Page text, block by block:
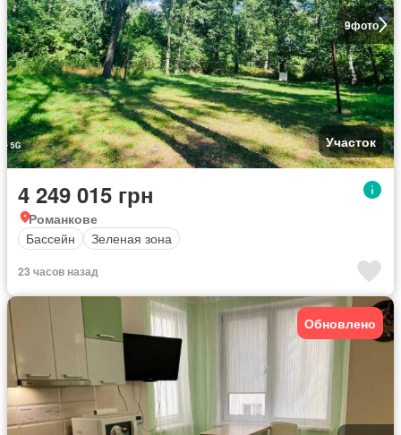
9фото
Участок
4 249 015 грн
Романкове
Бассейн
Зеленая зона
23 часов назад
Обновлено